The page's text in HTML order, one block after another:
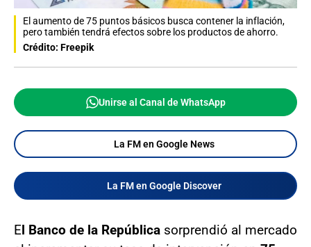
El aumento de 75 puntos básicos busca contener la inflación,
pero también tendrá efectos sobre los productos de ahorro.
Crédito: Freepik
Unirse al Canal de WhatsApp
La FM en Google News
La FM en Google Discover
El Banco de la República sorprendió al mercado